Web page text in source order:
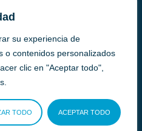
su experiencia de
o contenidos personalizados
clic en "Aceptar todo",
TODO ACEPTAR TODO
–
Términos y condiciones –